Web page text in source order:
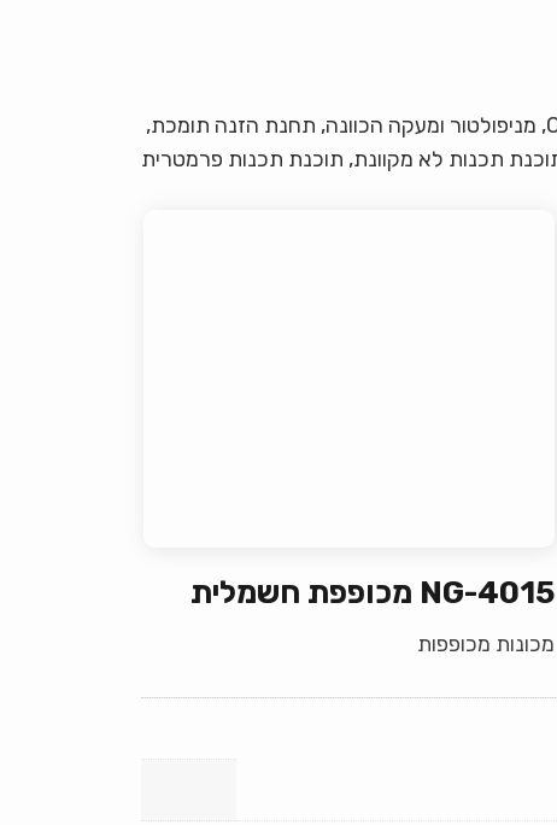
ניתן לפתור את הבעיות שלעיל על ידי בחירת סט של יחידת כיפוף חכמה של מניפולטור: כולל מכונת כיפוף CNC, מניפולטור ומעקה הכוונה, תחנת הזנה תומכת,
תוכנת תכנות לא מקוונת, תוכנת תכנות פרמטרית
NG-4015 מכופפת חשמלית
מכונות מכופפות